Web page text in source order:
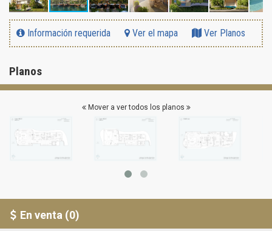
Información requerida Ver el mapa Ver Planos
Planos
Mover a ver todos los planos
En venta (0)